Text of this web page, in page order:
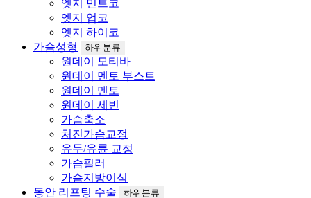
엣지 민트코
엣지 업코
엣지 하이코
가슴성형
하위분류
원데이 모티바
원데이 멘토 부스트
원데이 멘토
원데이 세빈
가슴축소
처진가슴교정
유두/유륜 교정
가슴필러
가슴지방이식
동안 리프팅 수술
하위분류